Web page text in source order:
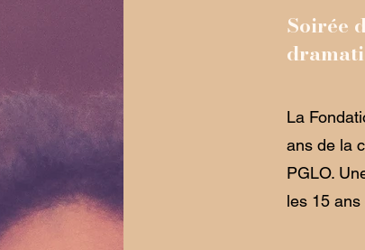
Soirée
La
ans de la
PGLO.
les 15